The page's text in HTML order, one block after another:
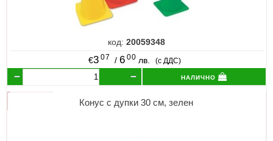
код: 20059348
€3 07 /6 00 лв. (с ДДС)
налично
Конус с дупки 30 см, зелен